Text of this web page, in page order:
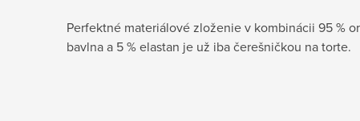
Perfektné materiálové zloženie v kombinácii 95 %
bavlna a 5 % elastan je už iba čerešničkou na torte.